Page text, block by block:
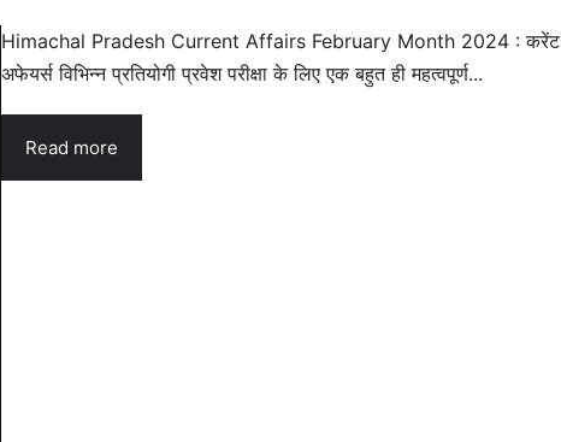
Himachal Pradesh Current Affairs February Month 2024 : करेंट
अफेयर्स विभिन्न प्रतियोगी प्रवेश परीक्षा के लिए एक बहुत ही महत्वपूर्ण...
Read more